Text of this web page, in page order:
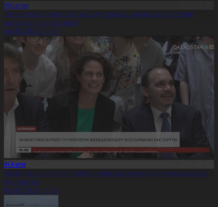
#Қоғам
Экология министрлігі желіде тараған жолбарыс суретіне
қатысты пікір білдірді
06.08.2026, 10:07
#Әлем
Инфантино футбол турнирлерін жекешелендіру жоспарынан
бас тартты
06.08.2026, 10:06